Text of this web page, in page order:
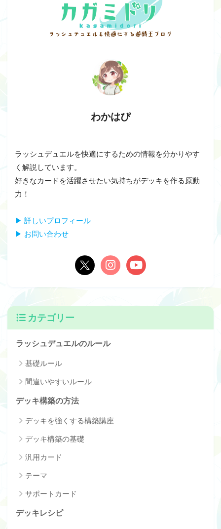
わかはぴ
ラッシュデュエルを快適にするための情報を分かりやす
く解説しています。
好きなカードを活躍させたい気持ちがデッキを作る原動
力！
▶ 詳しいプロフィール
▶ お問い合わせ
カテゴリー
ラッシュデュエルのルール
基礎ルール
間違いやすいルール
デッキ構築の方法
デッキを強くする構築講座
デッキ構築の基礎
汎用カード
テーマ
サポートカード
デッキレシピ